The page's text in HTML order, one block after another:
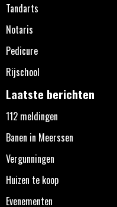
Tandarts
Notaris
Pedicure
Rijschool
Laatste berichten
112 meldingen
Banen in Meerssen
Vergunningen
Huizen te koop
Evenementen